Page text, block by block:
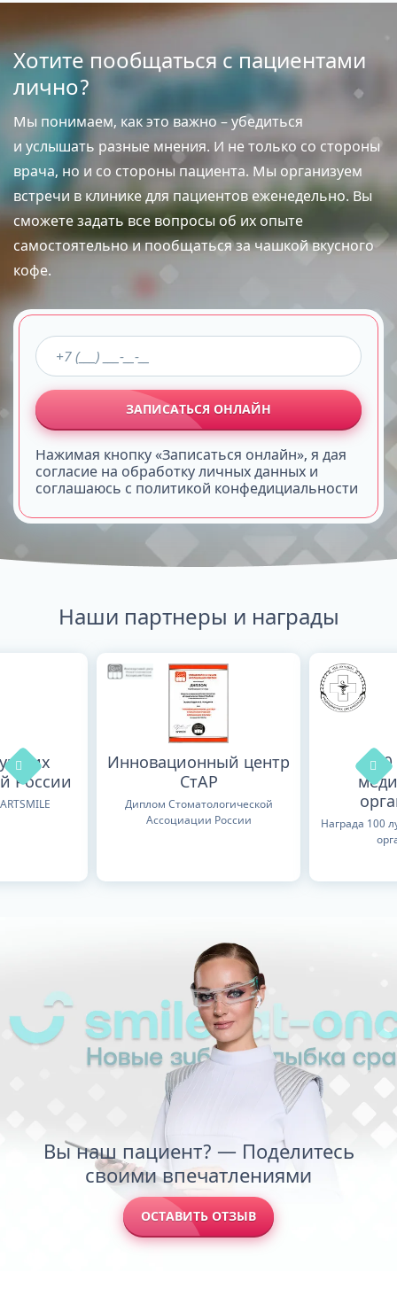
Хотите пообщаться с пациентами
лично?
Мы понимаем, как это важно – убедиться
и услышать разные мнения. И не только со стороны
врача, но и со стороны пациента. Мы организуем
встречи в клинике для пациентов еженедельно. Вы
сможете задать все вопросы об их опыте
самостоятельно и пообщаться за чашкой вкусного
кофе.
ЗАПИСАТЬСЯ ОНЛАЙН
Нажимая кнопку «Записаться онлайн», я дая
согласие на обработку личных данных и
соглашаюсь с политикой конфедициальности
Наши партнеры и награды
России
Инновационный центр
СтАР
Диплом Стоматологической
Ассоциации России
Награда 100
Вы наш пациент? — Поделитесь
своими впечатлениями
ОСТАВИТЬ ОТЗЫВ